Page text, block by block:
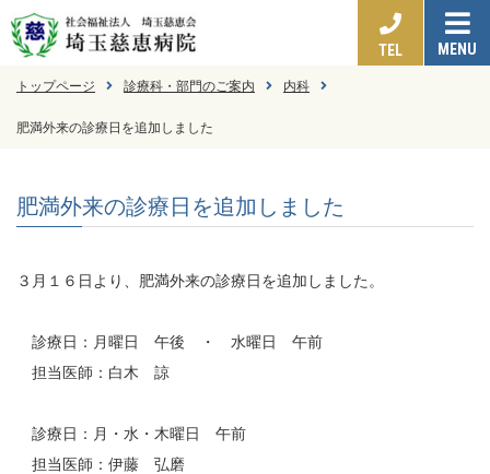
TEL MENU
トップページ 診療科・部門のご案内 内科
肥満外来の診療日を追加しました
肥満外来の診療日を追加しました
３月１６日より、肥満外来の診療日を追加しました。
診療日：月曜日 午後 ・ 水曜日 午前
担当医師：白木 諒
診療日：月・水・木曜日 午前
担当医師：伊藤 弘磨